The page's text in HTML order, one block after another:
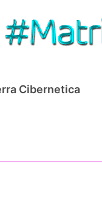
Cibernetica